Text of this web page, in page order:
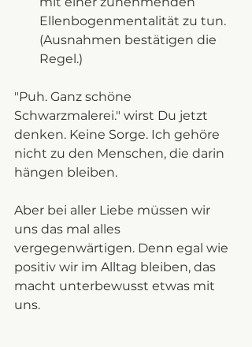
Ellenbogenmentalität zu tun.
(Ausnahmen bestätigen die
Regel.)
"Puh. Ganz schöne
Schwarzmalerei." wirst Du jetzt
denken. Keine Sorge. Ich gehöre
nicht zu den Menschen, die darin
hängen bleiben.
Aber bei aller Liebe müssen wir
uns das mal alles
vergegenwärtigen. Denn egal wie
positiv wir im Alltag bleiben, das
macht unterbewusst etwas mit
uns.